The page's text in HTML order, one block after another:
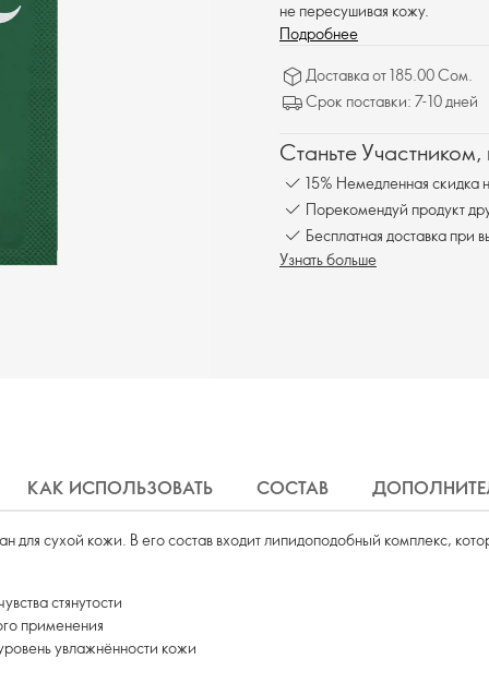
не пересушивая кожу.
Подробнее
Доставка от 185.00 Сом.
Срок поставки: 7-10 дней
Станьте
15% Немедленная скидка
Порекомендуй продукт
Узнать больше
КАК ИСПОЛЬЗОВАТЬ СОСТАВ
сухой кожи. В его состав входит липидоподобный комплекс,
стянутости
применения
увлажнённости кожи